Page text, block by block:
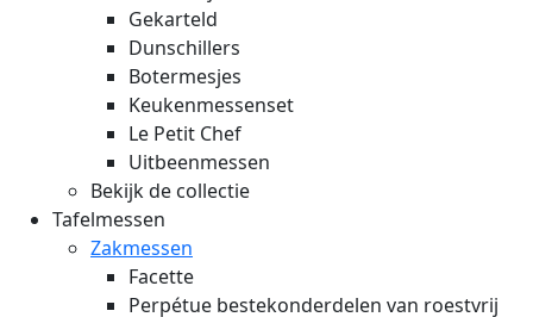
Gekarteld
Dunschillers
Botermesjes
Keukenmessenset
Le Petit Chef
Uitbeenmessen
Bekijk de collectie
Tafelmessen
Zakmessen
Facette
Perpétue bestekonderdelen van roestvrij